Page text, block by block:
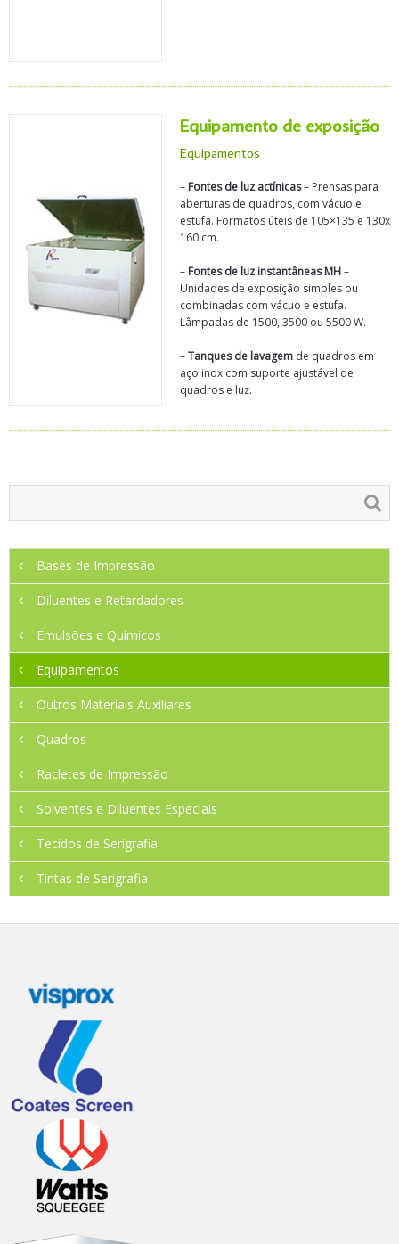
Equipamento de exposição
Equipamentos
– Fontes de luz actínicas– Prensas para
aberturas de quadros, com vácuo e
estufa. Formatos úteis de 105×135 e 130x
160 cm.
– Fontes de luz instantâneas MH–
Unidades de exposição simples ou
combinadas com vácuo e estufa.
Lâmpadas de 1500, 3500 ou 5500 W.
–Tanques de lavagem de quadros em
aço inox com suporte ajustável de
quadros e luz.
Bases de Impressão
Diluentes e Retardadores
Emulsões e Químicos
Equipamentos
Outros Materiais Auxiliares
Quadros
Racletes de Impressão
Solventes e Diluentes Especiais
Tecidos de Serigrafia
Tintas de Serigrafia